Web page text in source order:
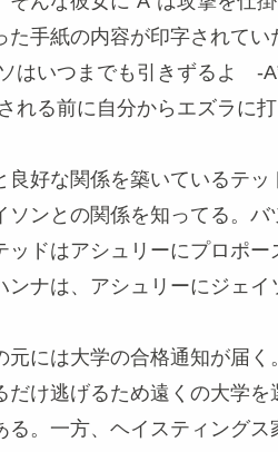
た手紙の内容が印字されてい
はいつまでも引きずるよ -
れる前に自分からエズラに
良好な関係を築いているテ
ソンとの関係を知ってる。
ッドはアシュリーにプロポ
ンナは、アシュリーにジェイ
元には大学の合格通知が届
だけ逃げるため遠くの大学
る。一方、ヘイスティング